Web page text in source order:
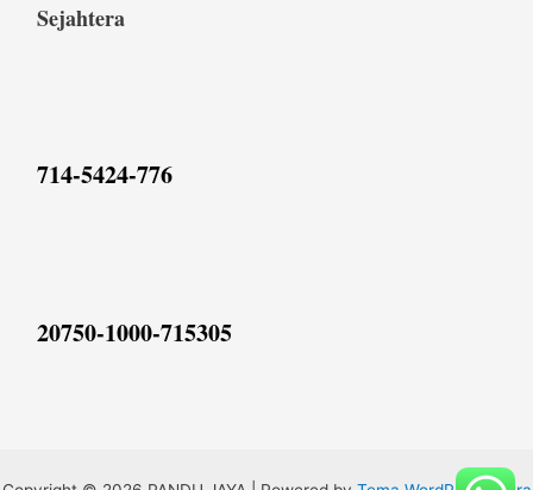
Sejahtera
714-5424-776
20750-1000-715305